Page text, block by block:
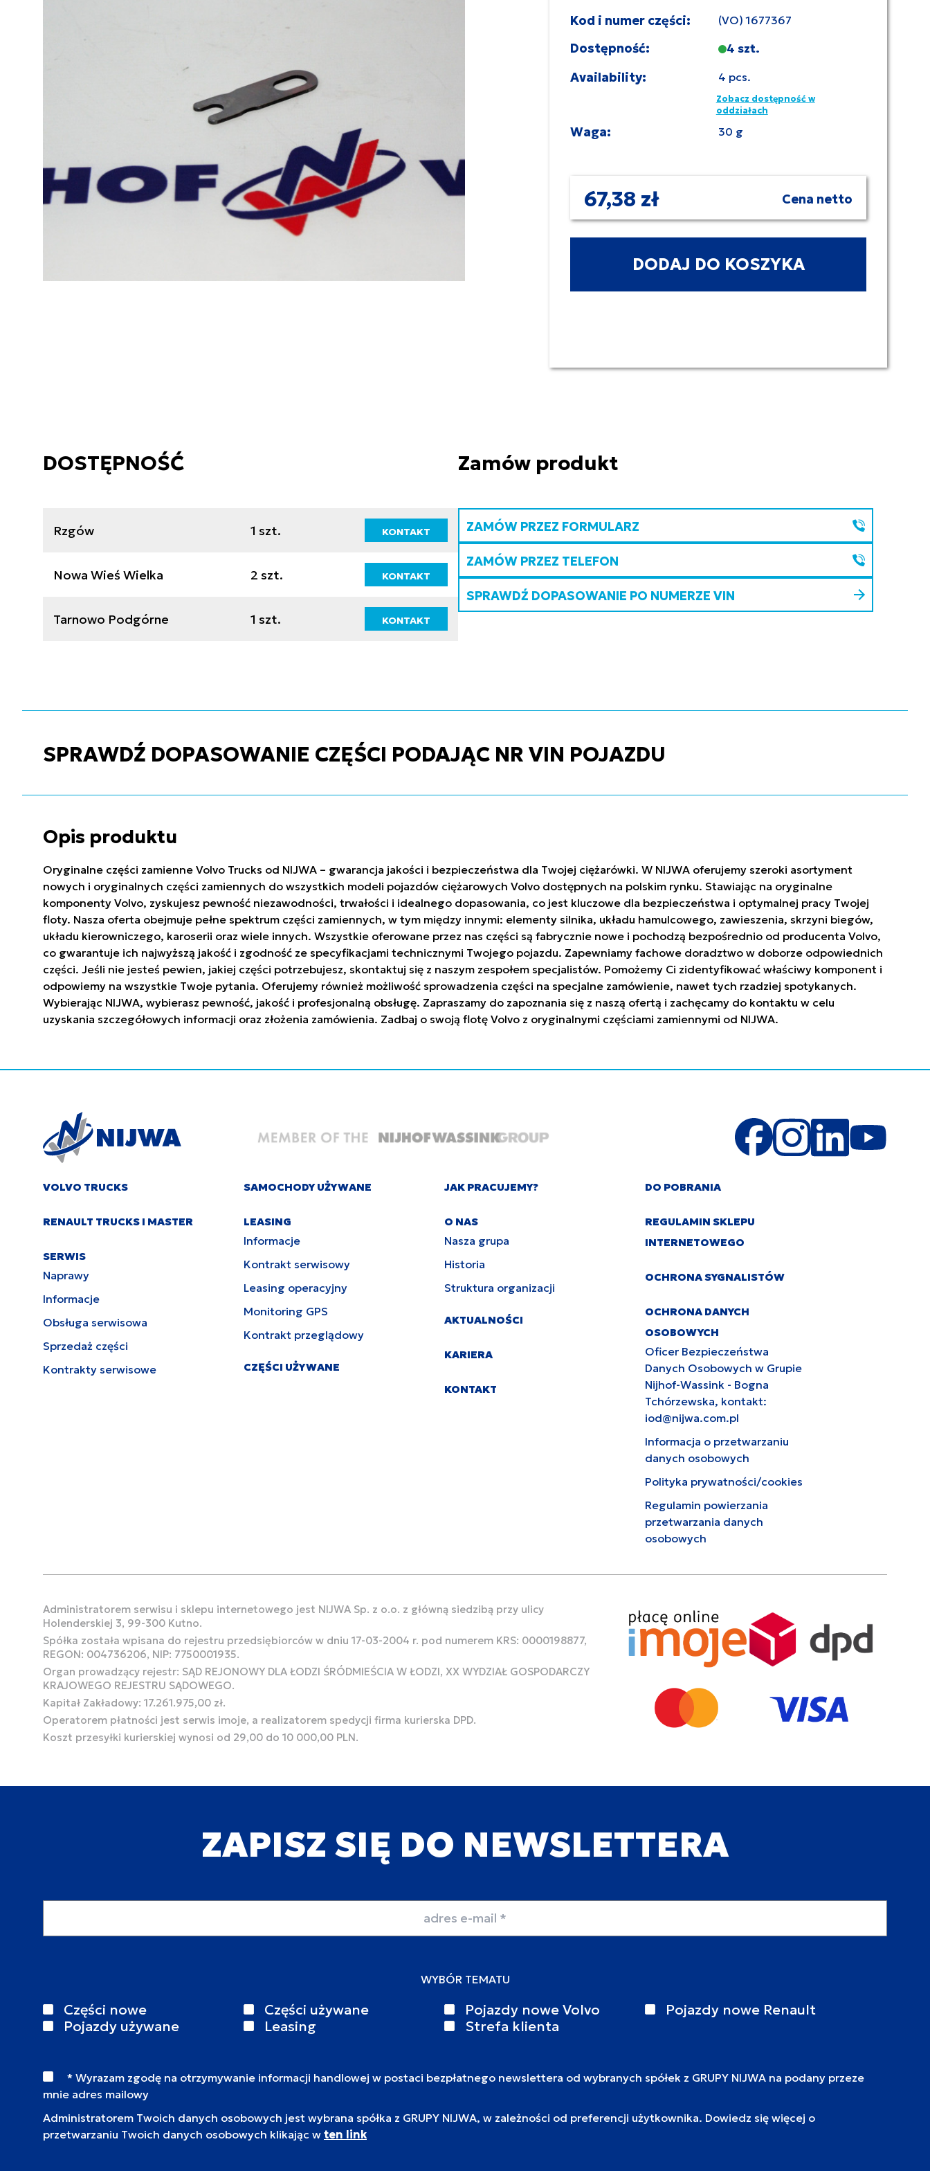
Kod i numer części: (VO) 1677367
Dostępność: 4 szt.
Availability: 4 pcs.
Zobacz dostępność w
oddziałach
Waga: 30 g
67,38 zł Cena netto
DODAJ DO KOSZYKA
DOSTĘPNOŚĆ
Rzgów 1 szt. KONTAKT
Nowa Wieś Wielka 2 szt. KONTAKT
Tarnowo Podgórne 1 szt. KONTAKT
Zamów produkt
ZAMÓW PRZEZ FORMULARZ
ZAMÓW PRZEZ TELEFON
SPRAWDŹ DOPASOWANIE PO NUMERZE VIN
SPRAWDŹ DOPASOWANIE CZĘŚCI PODAJĄC NR VIN POJAZDU
Opis produktu
Oryginalne części zamienne Volvo Trucks od NIJWA – gwarancja jakości i bezpieczeństwa dla Twojej ciężarówki. W NIJWA oferujemy szeroki asortyment
nowych i oryginalnych części zamiennych do wszystkich modeli pojazdów ciężarowych Volvo dostępnych na polskim rynku. Stawiając na oryginalne
komponenty Volvo, zyskujesz pewność niezawodności, trwałości i idealnego dopasowania, co jest kluczowe dla bezpieczeństwa i optymalnej pracy Twojej
floty. Nasza oferta obejmuje pełne spektrum części zamiennych, w tym między innymi: elementy silnika, układu hamulcowego, zawieszenia, skrzyni biegów,
układu kierowniczego, karoserii oraz wiele innych. Wszystkie oferowane przez nas części są fabrycznie nowe i pochodzą bezpośrednio od producenta Volvo,
co gwarantuje ich najwyższą jakość i zgodność ze specyfikacjami technicznymi Twojego pojazdu. Zapewniamy fachowe doradztwo w doborze odpowiednich
części. Jeśli nie jesteś pewien, jakiej części potrzebujesz, skontaktuj się z naszym zespołem specjalistów. Pomożemy Ci zidentyfikować właściwy komponent i
odpowiemy na wszystkie Twoje pytania. Oferujemy również możliwość sprowadzenia części na specjalne zamówienie, nawet tych rzadziej spotykanych.
Wybierając NIJWA, wybierasz pewność, jakość i profesjonalną obsługę. Zapraszamy do zapoznania się z naszą ofertą i zachęcamy do kontaktu w celu
uzyskania szczegółowych informacji oraz złożenia zamówienia. Zadbaj o swoją flotę Volvo z oryginalnymi częściami zamiennymi od NIJWA.
VOLVO TRUCKS
RENAULT TRUCKS I MASTER
SERWIS
Naprawy
Informacje
Obsługa serwisowa
Sprzedaż części
Kontrakty serwisowe
SAMOCHODY UŻYWANE
LEASING
Informacje
Kontrakt serwisowy
Leasing operacyjny
Monitoring GPS
Kontrakt przeglądowy
CZĘŚCI UŻYWANE
JAK PRACUJEMY?
O NAS
Nasza grupa
Historia
Struktura organizacji
AKTUALNOŚCI
KARIERA
KONTAKT
DO POBRANIA
REGULAMIN SKLEPU
INTERNETOWEGO
OCHRONA SYGNALISTÓW
OCHRONA DANYCH
OSOBOWYCH
Oficer Bezpieczeństwa
Danych Osobowych w Grupie
Nijhof-Wassink - Bogna
Tchórzewska, kontakt:
iod@nijwa.com.pl
Informacja o przetwarzaniu
danych osobowych
Polityka prywatności/cookies
Regulamin powierzania
przetwarzania danych
osobowych
Administratorem serwisu i sklepu internetowego jest NIJWA Sp. z o.o. z główną siedzibą przy ulicy
Holenderskiej 3, 99-300 Kutno.
Spółka została wpisana do rejestru przedsiębiorców w dniu 17-03-2004 r. pod numerem KRS: 0000198877,
REGON: 004736206, NIP: 7750001935.
Organ prowadzący rejestr: SĄD REJONOWY DLA ŁODZI ŚRÓDMIEŚCIA W ŁODZI, XX WYDZIAŁ GOSPODARCZY
KRAJOWEGO REJESTRU SĄDOWEGO.
Kapitał Zakładowy: 17.261.975,00 zł.
Operatorem płatności jest serwis imoje, a realizatorem spedycji firma kurierska DPD.
Koszt przesyłki kurierskiej wynosi od 29,00 do 10 000,00 PLN.
ZAPISZ SIĘ DO NEWSLETTERA
WYBÓR TEMATU
Części nowe Części używane Pojazdy nowe Volvo
Pojazdy nowe Renault
Pojazdy używane
Leasing Strefa klienta
* Wyrazam zgodę na otrzymywanie informacji handlowej w postaci bezpłatnego newslettera od wybranych spółek z GRUPY NIJWA na podany przeze
mnie adres mailowy
Administratorem Twoich danych osobowych jest wybrana spółka z GRUPY NIJWA, w zależności od preferencji użytkownika. Dowiedz się więcej o
przetwarzaniu Twoich danych osobowych klikając w ten link